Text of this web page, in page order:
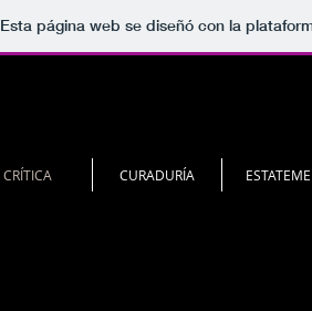
Esta página web se diseñó con la
CRÍTICA CURADURÍA